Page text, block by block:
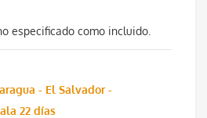
especificado como incluido.
- El Salvador -
22 días